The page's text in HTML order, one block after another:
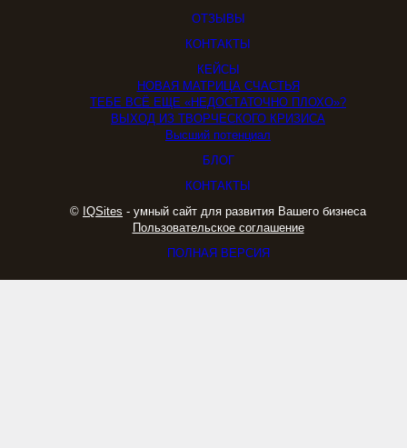
ОТЗЫВЫ
КОНТАКТЫ
КЕЙСЫ
НОВАЯ МАТРИЦА СЧАСТЬЯ
ТЕБЕ ВСЁ ЕЩЕ «НЕДОСТАТОЧНО ПЛОХО»?
ВЫХОД ИЗ ТВОРЧЕСКОГО КРИЗИСА
Высший потенциал
БЛОГ
КОНТАКТЫ
© IQSites - умный сайт для развития Вашего бизнеса
Пользовательское соглашение
ПОЛНАЯ ВЕРСИЯ